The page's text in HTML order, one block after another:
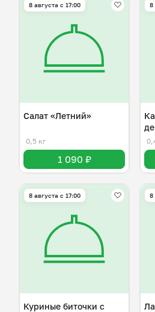
8 августа с 17:00
Салат «Летний»
0,5 кг
1 090 ₽
8
8 августа с 17:00
Куриные биточки с
8